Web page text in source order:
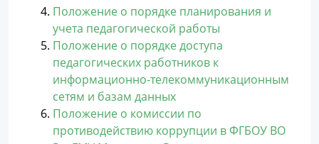
Положение о порядке планирования и
учета педагогической работы
Положение о порядке доступа
педагогических работников к
информационно-телекоммуникационным
сетям и базам данных
Положение о комиссии по
противодействию коррупции в ФГБОУ ВО